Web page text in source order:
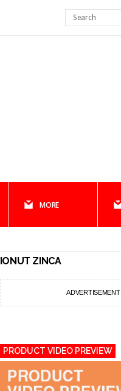
MORE
IONUT ZINCA
ADVERTISEMENT
PRODUCT VIDEO PREVIEW